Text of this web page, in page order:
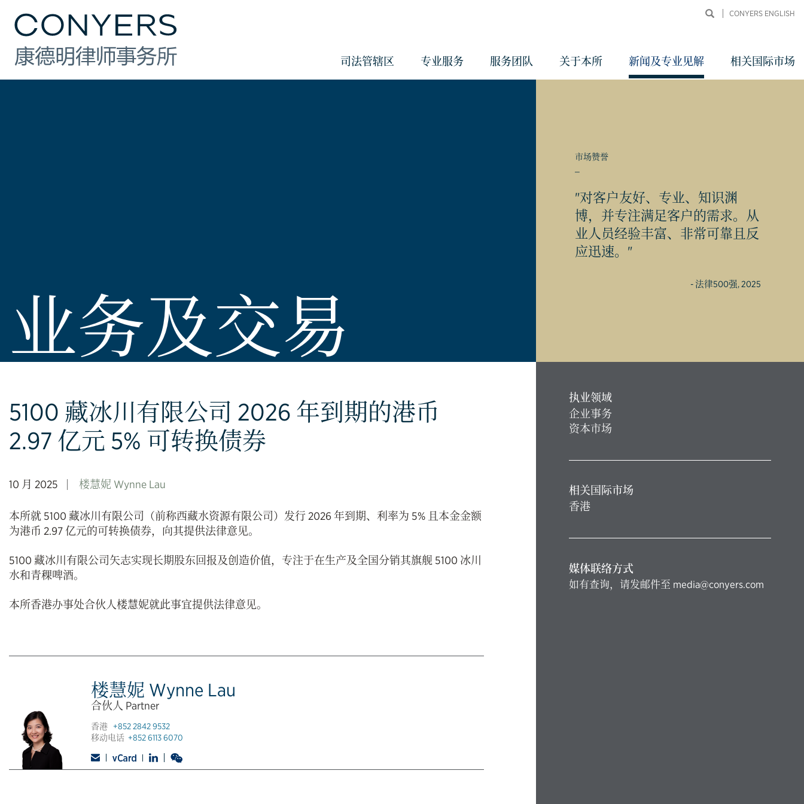
CONYERS ENGLISH
司法管辖区 专业服务 服务团队 关于本所 新闻及专业见解 相关国际市场
业务及交易
5100 藏冰川有限公司 2026 年到期的港币
2.97 亿元 5% 可转换债券
10 月 2025 楼慧妮 Wynne Lau
本所就 5100 藏冰川有限公司（前称西藏水资源有限公司）发行 2026 年到期、利率为 5% 且本金金额
为港币 2.97 亿元的可转换债券，向其提供法律意见。
5100 藏冰川有限公司矢志实现长期股东回报及创造价值，专注于在生产及全国分销其旗舰 5100 冰川
水和青稞啤酒。
本所香港办事处合伙人楼慧妮就此事宜提供法律意见。
楼慧妮 Wynne Lau
合伙人 Partner
香港+852 2842 9532
移动电话+852 6113 6070
市场赞誉
"对客户友好、专业、知识渊
博，并专注满足客户的需求。从
业人员经验丰富、非常可靠且反
应迅速。"
- 法律500强, 2025
执业领域
企业事务
资本市场
相关国际市场
香港
媒体联络方式
如有查询，请发邮件至 media@conyers.com